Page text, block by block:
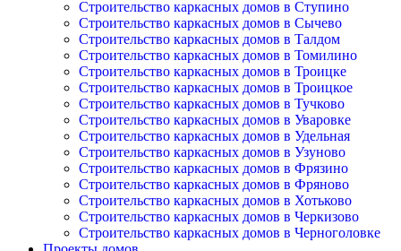
Строительство каркасных домов в Ступино
Строительство каркасных домов в Сычево
Строительство каркасных домов в Талдом
Строительство каркасных домов в Томилино
Строительство каркасных домов в Троицке
Строительство каркасных домов в Троицкое
Строительство каркасных домов в Тучково
Строительство каркасных домов в Уваровке
Строительство каркасных домов в Удельная
Строительство каркасных домов в Узуново
Строительство каркасных домов в Фрязино
Строительство каркасных домов в Фряново
Строительство каркасных домов в Хотьково
Строительство каркасных домов в Черкизово
Строительство каркасных домов в Черноголовке